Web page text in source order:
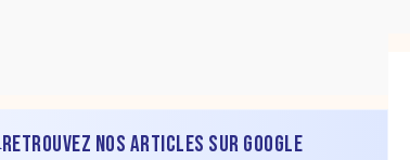
RETROUVEZ NOS ARTICLES SUR GOOGLE